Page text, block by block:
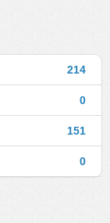
214
0
151
0